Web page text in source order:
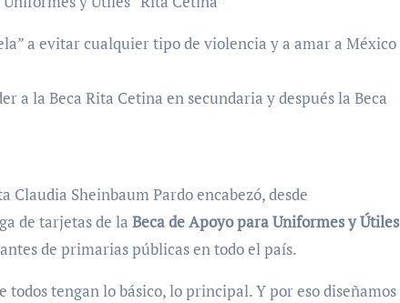
a evitar cualquier tipo de violencia y a amar a México
a la Beca Rita Cetina en secundaria y después la Beca
Sheinbaum Pardo encabezó, desde
de tarjetas de la Beca de Apoyo para Uniformes y Útiles
de primarias públicas en todo el país.
tengan lo básico, lo principal. Y por eso diseñamos